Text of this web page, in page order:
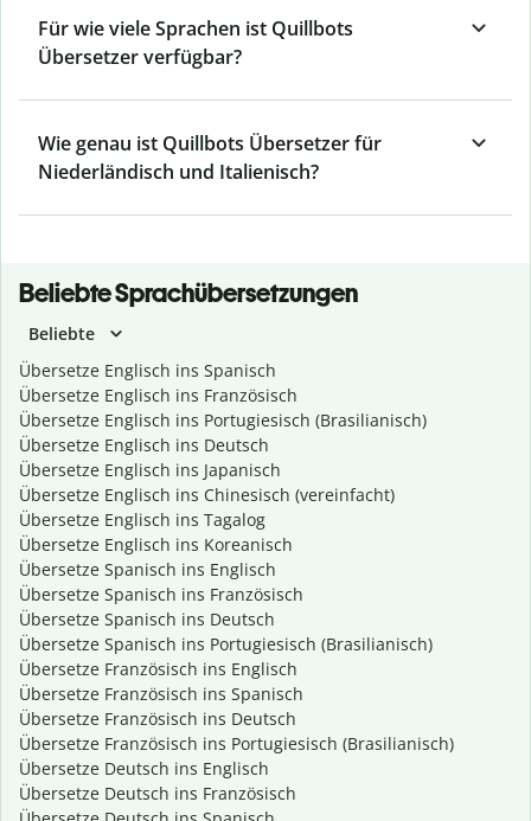
Für wie viele Sprachen ist Quillbots
Übersetzer verfügbar?
Wie genau ist Quillbots Übersetzer für
Niederländisch und Italienisch?
Beliebte Sprachübersetzungen
Beliebte
Übersetze Englisch ins Spanisch
Übersetze Englisch ins Französisch
Übersetze Englisch ins Portugiesisch (Brasilianisch)
Übersetze Englisch ins Deutsch
Übersetze Englisch ins Japanisch
Übersetze Englisch ins Chinesisch (vereinfacht)
Übersetze Englisch ins Tagalog
Übersetze Englisch ins Koreanisch
Übersetze Spanisch ins Englisch
Übersetze Spanisch ins Französisch
Übersetze Spanisch ins Deutsch
Übersetze Spanisch ins Portugiesisch (Brasilianisch)
Übersetze Französisch ins Englisch
Übersetze Französisch ins Spanisch
Übersetze Französisch ins Deutsch
Übersetze Französisch ins Portugiesisch (Brasilianisch)
Übersetze Deutsch ins Englisch
Übersetze Deutsch ins Französisch